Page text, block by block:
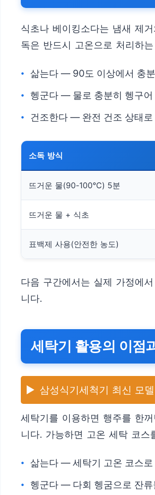
식초나 베이킹소다는 냄새 제
독은 반드시 고온으로 처리하
삶는다 — 90도 이상에서 충
헹군다 — 물로 충분히 헹구
건조한다 — 완전 건조 상태
소독 방식
뜨거운 물(90-100°C) 5분
뜨거운 물 + 식초
표백제 사용(안전한 농도)
다음 구간에서는 실제 가정에
니다.
세탁기 활용의 이점
▶️ 삼성식기세척기 최신 모
세탁기를 이용하면 행주를 한
니다. 가능하면 고온 세탁 코
삶는다 — 세탁기 고온 코스로
헹군다 — 다회 헹굼으로 잔